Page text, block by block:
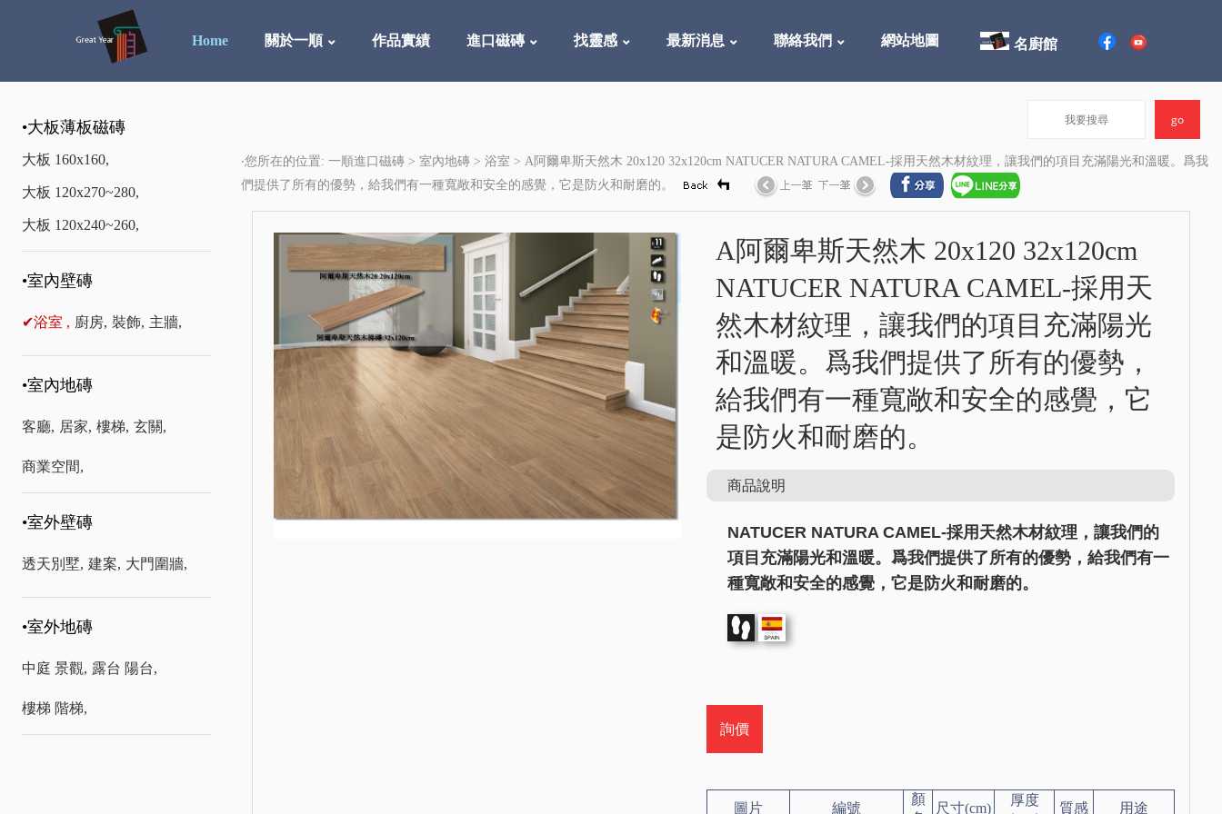
Home 關於一順 作品實績 進口磁磚 找靈感 最新消息 聯絡我們 網站地圖 名廚館
•大板薄板磁磚
大板 160x160,
大板 120x270~280,
大板 120x240~260,
•室內壁磚
✔浴室 , 廚房, 裝飾, 主牆,
•室內地磚
客廳, 居家, 樓梯, 玄關,
商業空間,
•室外壁磚
透天別墅, 建案, 大門圍牆,
•室外地磚
中庭 景觀, 露台 陽台,
樓梯 階梯,
‧您所在的位置: 一順進口磁磚 >室內地磚 >浴室 > A阿爾卑斯天然木 20x120 32x120cm NATUCER NATURA CAMEL-採用天然木材紋理，讓我們的項目充滿陽光和溫暖。爲我
們提供了所有的優勢，給我們有一種寬敞和安全的感覺，它是防火和耐磨的。
A阿爾卑斯天然木 20x120 32x120cm
NATUCER NATURA CAMEL-採用天
然木材紋理，讓我們的項目充滿陽光
和溫暖。爲我們提供了所有的優勢，
給我們有一種寬敞和安全的感覺，它
是防火和耐磨的。
商品說明
NATUCER NATURA CAMEL-採用天然木材紋理，讓我們的
項目充滿陽光和溫暖。爲我們提供了所有的優勢，給我們有一
種寬敞和安全的感覺，它是防火和耐磨的。
詢價
圖片 編號
顏
尺寸(cm)
厚度
質感 用途